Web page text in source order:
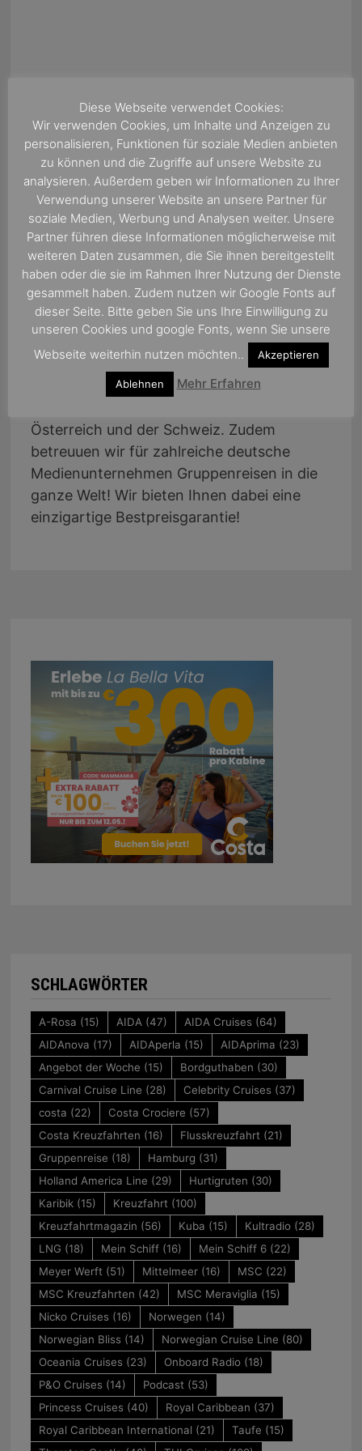
ÜBER UNS
Wir sind eine Kreuzfahrtagentur mit
jahrelanger Erfahrung in der Betreuung von
Österreich und der Schweiz. Zudem
betreuuen wir für zahlreiche deutsche
Medienunternehmen Gruppenreisen in die
ganze Welt! Wir bieten Ihnen dabei eine
einzigartige Bestpreisgarantie!
SCHLAGWÖRTER
A-Rosa (15) AIDA (47) AIDA Cruises (64)
AIDAnova (17) AIDAperla (15) AIDAprima (23)
Angebot der Woche (15) Bordguthaben (30)
Carnival Cruise Line (28) Celebrity Cruises (37)
costa (22) Costa Crociere (57)
Costa Kreuzfahrten (16) Flusskreuzfahrt (21)
Gruppenreise (18) Hamburg (31)
Holland America Line (29) Hurtigruten (30)
Karibik(15) Kreuzfahrt (100)
Kreuzfahrtmagazin (56) Kuba (15) Kultradio(28)
LNG (18) Mein Schiff(16) Mein Schiff 6(22)
Meyer Werft (51) Mittelmeer(16) MSC (22)
MSC Kreuzfahrten (42) MSC Meraviglia (15)
Nicko Cruises (16) Norwegen (14)
Norwegian Bliss (14) Norwegian Cruise Line (80)
Oceania Cruises (23) Onboard Radio(18)
P&O Cruises (14) Podcast (53)
Princess Cruises (40) Royal Caribbean (37)
Royal Caribbean International (21) Taufe (15)
Diese Webseite verwendet Cookies:
Wir verwenden Cookies, um Inhalte und Anzeigen zu
personalisieren, Funktionen für soziale Medien anbieten
zu können und die Zugriffe auf unsere Website zu
analysieren. Außerdem geben wir Informationen zu Ihrer
Verwendung unserer Website an unsere Partner für
soziale Medien, Werbung und Analysen weiter. Unsere
Partner führen diese Informationen möglicherweise mit
weiteren Daten zusammen, die Sie ihnen bereitgestellt
haben oder die sie im Rahmen Ihrer Nutzung der Dienste
gesammelt haben. Zudem nutzen wir Google Fonts auf
dieser Seite. Bitte geben Sie uns Ihre Einwilligung zu
unseren Cookies und google Fonts, wenn Sie unsere
Webseite weiterhin nutzen möchten..
Akzeptieren
Ablehnen Mehr Erfahren